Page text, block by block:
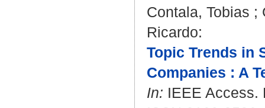
Contala, Tobias ;
Ricardo:
Topic Trends in
Companies : A
In: IEEE Access.